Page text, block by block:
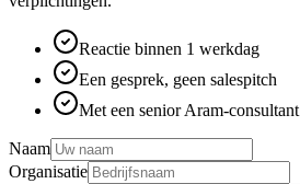
Reactie binnen 1 werkdag
Een gesprek, geen salespitch
Met een senior Aram-consultant
Naam
Organisatie